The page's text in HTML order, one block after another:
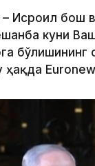
– Исроил бош
куни
ҳақда